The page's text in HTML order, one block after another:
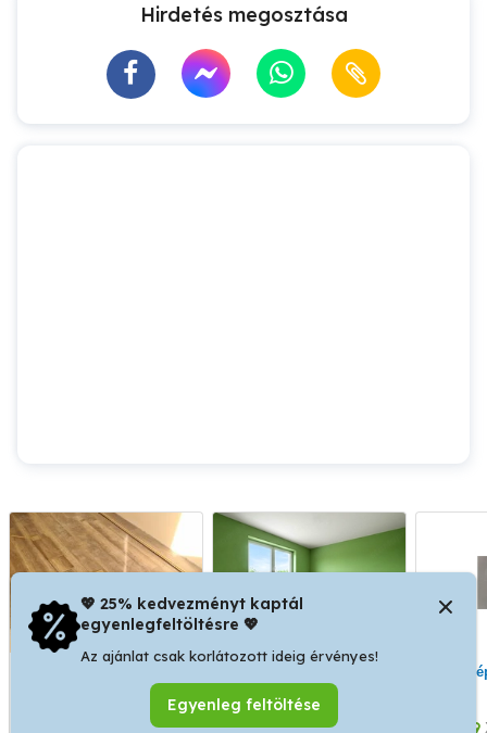
Hirdetés megosztása
festést,laminált
parkettázást vállalok.
Zuglóban, 14.kerület
Tisztasági Festés
Laminált padló lerakás
XIV. kerület
💖 25% kedvezményt kaptál
egyenlegfeltöltésre 💖
Az ajánlat csak korlátozott ideig érvényes!
Egyenleg feltöltése